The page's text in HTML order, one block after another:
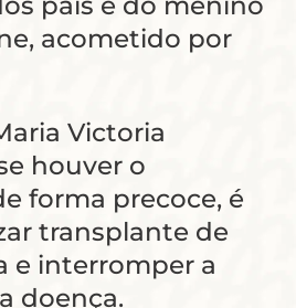
acometido por
Victoria
houver o
forma precoce, é
transplante de
e interromper a
doença.